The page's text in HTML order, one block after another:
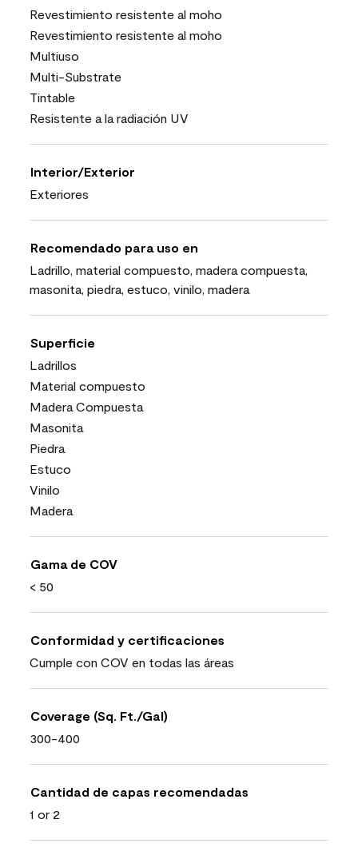
Revestimiento resistente al moho
Revestimiento resistente al moho
Multiuso
Multi-Substrate
Tintable
Resistente a la radiación UV
Interior/Exterior
Exteriores
Recomendado para uso en
Ladrillo, material compuesto, madera compuesta,
masonita, piedra, estuco, vinilo, madera
Superficie
Ladrillos
Material compuesto
Madera Compuesta
Masonita
Piedra
Estuco
Vinilo
Madera
Gama de COV
< 50
Conformidad y certificaciones
Cumple con COV en todas las áreas
Coverage (Sq. Ft./Gal)
300-400
Cantidad de capas recomendadas
1 or 2